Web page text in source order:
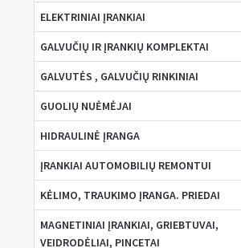
ELEKTRINIAI ĮRANKIAI
GALVUČIŲ IR ĮRANKIŲ KOMPLEKTAI
GALVUTĖS , GALVUČIŲ RINKINIAI
GUOLIŲ NUĖMĖJAI
HIDRAULINĖ ĮRANGA
ĮRANKIAI AUTOMOBILIŲ REMONTUI
KĖLIMO, TRAUKIMO ĮRANGA. PRIEDAI
MAGNETINIAI ĮRANKIAI, GRIEBTUVAI,
VEIDRODĖLIAI, PINCETAI